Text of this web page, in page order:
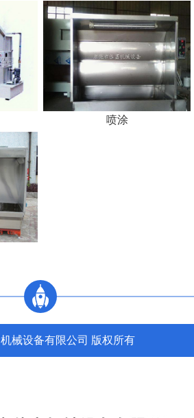
喷涂
械设备有限公司 版权所有